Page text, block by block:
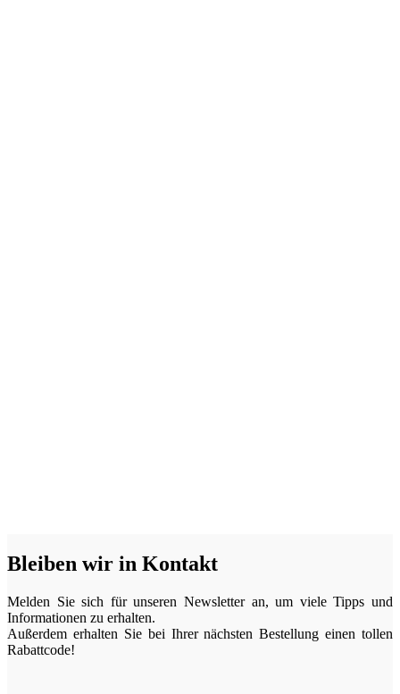
Bleiben wir in Kontakt
Melden Sie sich für unseren Newsletter an, um viele Tipps und
Informationen zu erhalten.
Außerdem erhalten Sie bei Ihrer nächsten Bestellung einen tollen
Rabattcode!